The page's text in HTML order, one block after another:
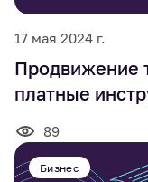
17 мая 2024 г.
Продвижение
платные
89
Бизнес